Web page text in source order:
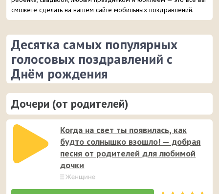
сможете сделать на нашем сайте мобильных поздравлений.
Десятка самых популярных
голосовых поздравлений с
Днём рождения
Дочери (от родителей)
Когда на свет ты появилась, как
будто солнышко взошло! — добрая
песня от родителей для любимой
дочки